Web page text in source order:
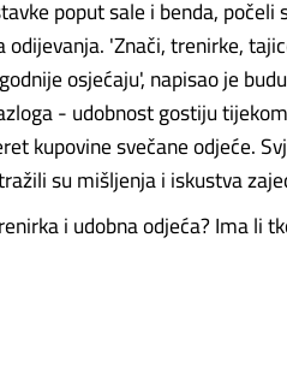
poput sale i benda,
'Znači, trenirke,
osjećaju', napisao je
- udobnost gostiju
kupovine svečane odjeće.
su mišljenja i iskustva
i udobna odjeća? Ima li